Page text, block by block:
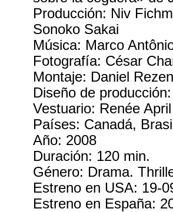
Producción: Niv
Sonoko Sakai
Música: Marco
Fotografía: César
Montaje: Daniel
Diseño de
Vestuario: Renée April
Países: Canadá,
Año: 2008
Duración: 120 min.
Género: Drama.
Estreno en USA: 19-
Estreno en España: